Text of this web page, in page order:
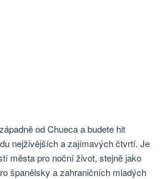
od Chueca a budete hit
nejživějších a zajímavých čtvrtí. Je
města pro noční život, stejně jako
španělsky a zahraničních mladých